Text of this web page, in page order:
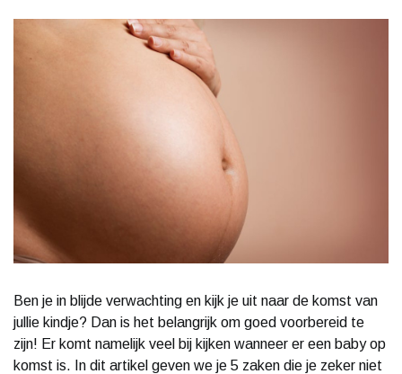
Ben je in blijde verwachting en kijk je uit naar de komst van
jullie kindje? Dan is het belangrijk om goed voorbereid te
zijn! Er komt namelijk veel bij kijken wanneer er een baby op
komst is. In dit artikel geven we je 5 zaken die je zeker niet